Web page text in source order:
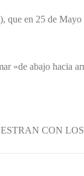
en 25 de
«de abajo hacia